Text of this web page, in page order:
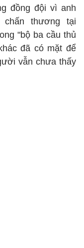
đồng đội vì anh
thương tại
"bộ ba cầu thủ
đã có mặt để
vẫn chưa thấy